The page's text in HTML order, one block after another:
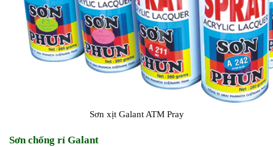
Sơn xịt Galant ATM Pray
Sơn chống rỉ Galant